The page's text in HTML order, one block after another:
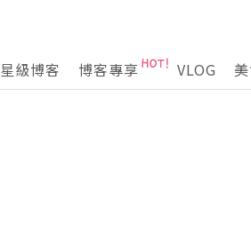
星級博客 博客專享 VLOG